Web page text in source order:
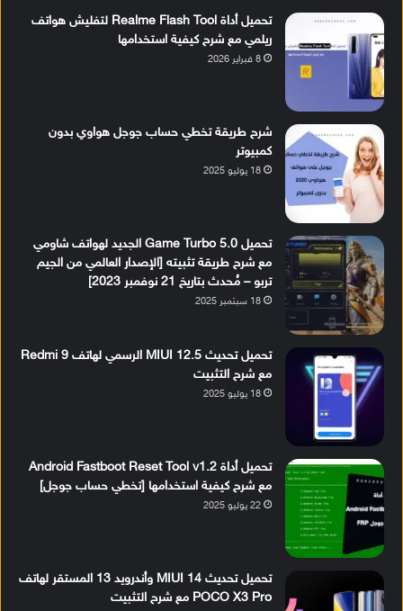
تحميل أداة Realme Flash Tool لتفليش هواتف
ريلمي مع شرح كيفية استخدامها
8 فبراير 2026
شرح طريقة تخطي حساب جوجل هواوي بدون
كمبيوتر
18 يوليو 2025
تحميل Game Turbo 5.0 الجديد لهواتف شاومي
مع شرح طريقة تثبيته [الإصدار العالمي من الجيم
تربو – مُحدث بتاريخ 21 نوفمبر 2023]
18 سبتمبر 2025
تحميل تحديث MIUI 12.5 الرسمي لهاتف Redmi 9
مع شرح التثبيت
18 يوليو 2025
تحميل أداة Android Fastboot Reset Tool v1.2
مع شرح كيفية استخدامها [تخطي حساب جوجل]
22 يوليو 2025
تحميل تحديث MIUI 14 وأندرويد 13 المستقر لهاتف
POCO X3 Pro مع شرح التثبيت